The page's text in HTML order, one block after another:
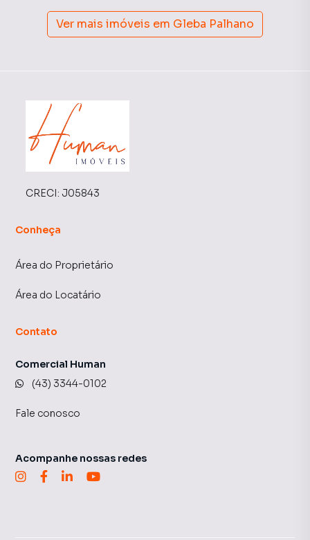
Ver mais imóveis em Gleba Palhano
CRECI: J05843
Conheça
Área do Proprietário
Área do Locatário
Contato
Comercial Human
(43) 3344-0102
Fale conosco
Acompanhe nossas redes